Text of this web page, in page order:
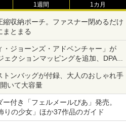
1週間 1カ月
収納ポーチ。ファスナー閉めるだけ
まとまる
ジョーンズ・アドベンチャー」が
ェクションマッピングを追加、DPA
ンバッグが付録、大人のおしゃれ手
いて大容量
付き「フェルメールぴあ」発売。
りの少女」ほか37作品のガイド